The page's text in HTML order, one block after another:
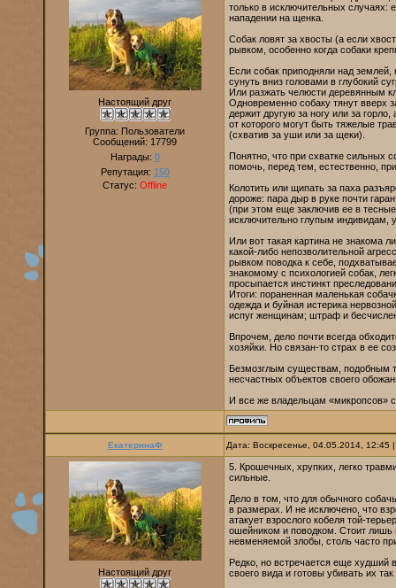
Настоящий друг
Группа: Пользователи
Сообщений: 17799
Награды: 0
Репутация: 150
Статус: Offline
только в исключительных случаях:
нападении на щенка.
Собак ловят за хвосты (а если
рывком, особенно когда собаки
Если собак приподняли над землей,
сунуть вниз головами в глубокий
Или разжать челюсти деревянным
Одновременно собаку тянут вверх
держит другую за ногу или за
от которого могут быть тяжелые
(схватив за уши или за щеки).
Понятно, что при схватке сильных
помочь, перед тем, естественно,
Колотить или щипать за паха
дороже: пара дыр в руке почти
(при этом еще заключив ее в
исключительно глупым индивидам,
Или вот такая картина не знакома
какой-либо непозволительной
рывком поводка к себе,
знакомому с психологией собак,
просыпается инстинкт
Итоги: пораненная маленькая
одежда и буйная истерика
испуг женщинам; штраф и
Впрочем, дело почти всегда
хозяйки. Но связан-то страх в ее
Безмозглым существам, подобным
несчастных объектов своего
И все же владельцам «микропсов»
ЕкатеринаФ Дата: Воскресенье, 04.05.2014,
Настоящий друг
5. Крошечных, хрупких, легко
сильные.
Дело в том, что для обычного
в размерах. И не исключено, что
атакует взрослого кобеля той-
ошейником и поводком. Стоит лишь
невменяемой злобы, столь часто
Редко, но встречается еще худший
своего вида и готовы убивать их